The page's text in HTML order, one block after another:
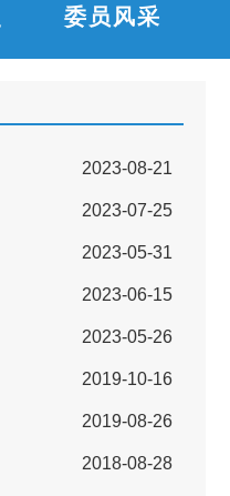
委员风采
2023-08-21
2023-07-25
2023-05-31
2023-06-15
2023-05-26
2019-10-16
2019-08-26
2018-08-28